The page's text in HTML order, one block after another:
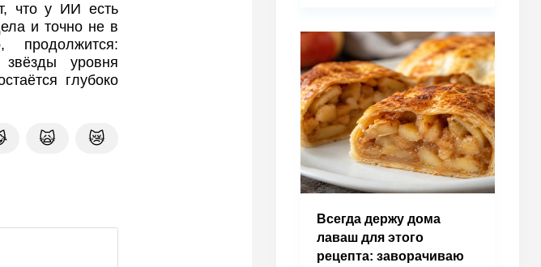
что у ИИ есть
и точно не в
продолжится:
уровня
глубоко
🙀 😿
Всегда держу дома
лаваш для этого
рецепта: заворачиваю